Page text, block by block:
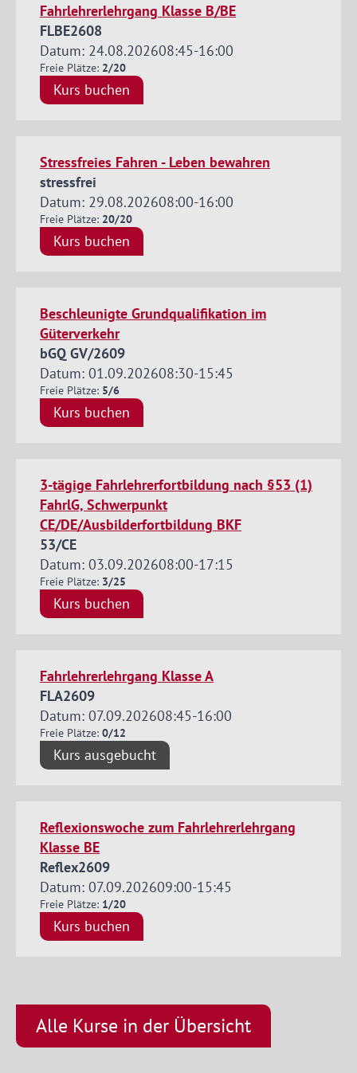
Fahrlehrerlehrgang Klasse B/BE
FLBE2608
Datum: 24.08.202608:45-16:00
Freie Plätze: 2/20
Kurs buchen
Stressfreies Fahren - Leben bewahren
stressfrei
Datum: 29.08.202608:00-16:00
Freie Plätze: 20/20
Kurs buchen
Beschleunigte Grundqualifikation im
Güterverkehr
bGQ GV/2609
Datum: 01.09.202608:30-15:45
Freie Plätze: 5/6
Kurs buchen
3-tägige Fahrlehrerfortbildung nach §53 (1)
FahrlG, Schwerpunkt
CE/DE/Ausbilderfortbildung BKF
53/CE
Datum: 03.09.202608:00-17:15
Freie Plätze: 3/25
Kurs buchen
Fahrlehrerlehrgang Klasse A
FLA2609
Datum: 07.09.202608:45-16:00
Freie Plätze: 0/12
Kurs ausgebucht
Reflexionswoche zum Fahrlehrerlehrgang
Klasse BE
Reflex2609
Datum: 07.09.202609:00-15:45
Freie Plätze: 1/20
Kurs buchen
Alle Kurse in der Übersicht